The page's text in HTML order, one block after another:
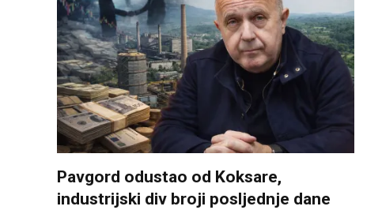
Pavgord odustao od Koksare,
industrijski div broji posljednje dane